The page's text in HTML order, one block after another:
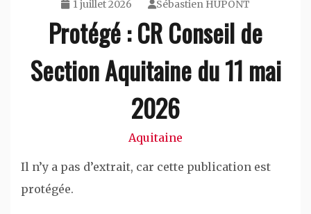
1 juillet 2026 Sébastien HUPONT
Protégé : CR Conseil de
Section Aquitaine du 11 mai
2026
Aquitaine
Il n’y a pas d’extrait, car cette publication est
protégée.